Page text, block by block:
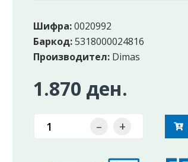
Шифра:0020992
Баркод:5318000024816
Производител: Dimas
1.870 ден.
– +